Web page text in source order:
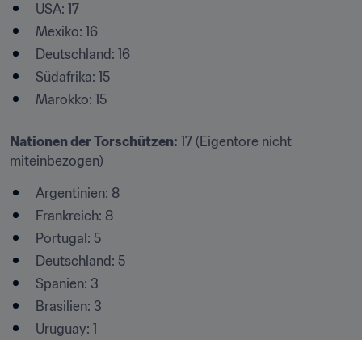
USA: 17
Mexiko: 16
Deutschland: 16
Südafrika: 15
Marokko: 15
Nationen der Torschützen: 17 (Eigentore nicht
miteinbezogen)
Argentinien: 8
Frankreich: 8
Portugal: 5
Deutschland: 5
Spanien: 3
Brasilien: 3
Uruguay: 1